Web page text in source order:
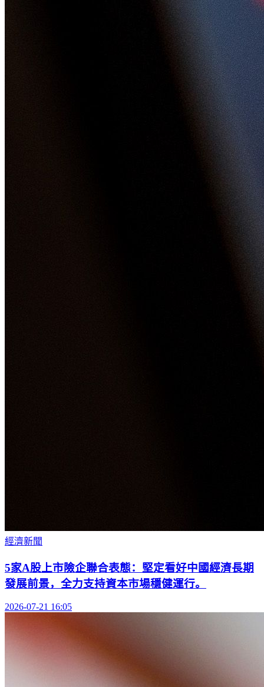
經濟新聞
5家A股上市險企聯合表態：堅定看好中國經濟長期
發展前景，全力支持資本市場穩健運行。
2026-07-21 16:05